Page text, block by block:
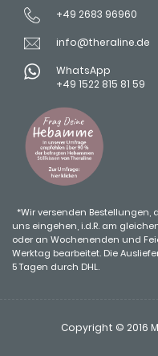
+49 2683 96960
info@theraline.de
WhatsApp
+49 1522 815 81 59
*Wir versenden Bestellungen,
uns eingehen, i.d.R. am
oder an Wochenenden und
Werktag bearbeitet. Die
5 Tagen durch DHL.
Copyright © 2016